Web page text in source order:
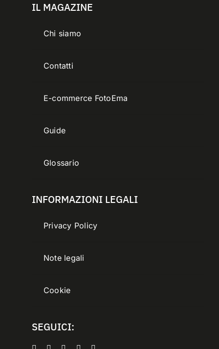
IL MAGAZINE
Chi siamo
Contatti
E-commerce FotoEma
Guide
Glossario
INFORMAZIONI LEGALI
Privacy Policy
Note legali
Cookie
SEGUICI: